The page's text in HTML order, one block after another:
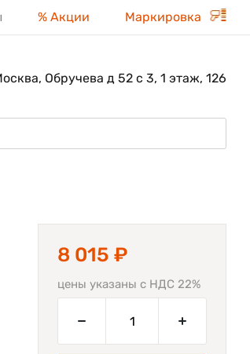
% Акции Маркировка
Обручева д 52 с 3, 1 этаж, 126
8 015 ₽
цены указаны с НДС 22%